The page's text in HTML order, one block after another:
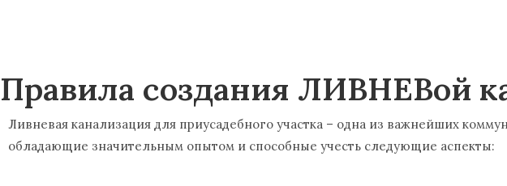
Правила создания ЛИВНЕВой
Ливневая канализация для приусадебного участка – одна из важнейших
обладающие значительным опытом и способные учесть следующие аспекты: